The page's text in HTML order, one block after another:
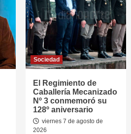
Sociedad
El Regimiento de
Caballería Mecanizado
Nº 3 conmemoró su
128º aniversario
viernes 7 de agosto de
2026